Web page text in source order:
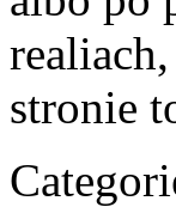
stronie